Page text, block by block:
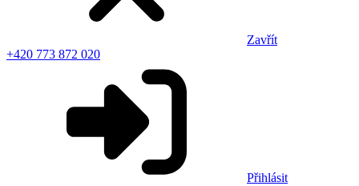
Zavřít
+420 773 872 020
Přihlásit